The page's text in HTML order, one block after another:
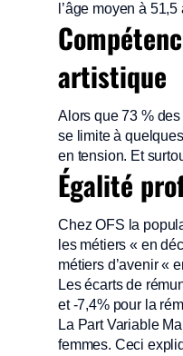
l’âge moyen à 51,5
artistique
Alors que 73 %
se limite à
en tension. Et
Égalité
Chez OFS la
les métiers « en
métiers d’avenir «
Les écarts de
et -7,4% pour la
La Part Variable
femmes. Ceci